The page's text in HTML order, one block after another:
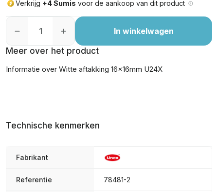
Verkrijg +4 Sumis voor de aankoop van dit product
In winkelwagen
Meer over het product
Informatie over Witte aftakking 16x16mm U24X
Technische kenmerken
Fabrikant
Referentie 78481-2